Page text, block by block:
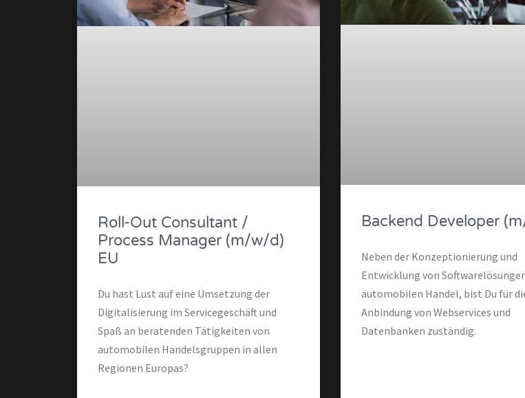
Roll-Out Consultant /
Process Manager (m/w/d)
EU
Du hast Lust auf eine Umsetzung der
Digitalisierung im Servicegeschäft und
Spaß an beratenden Tätigkeiten von
automobilen Handelsgruppen in allen
Regionen Europas?
Backend Developer
Neben der Konzeptionierung und
Entwicklung von
automobilen Handel, bist Du für
Anbindung von Webservices und
Datenbanken zuständig.